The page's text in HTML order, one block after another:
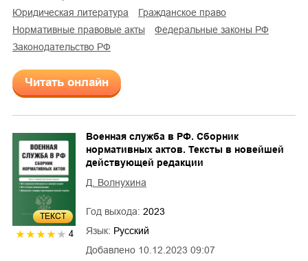
юридическая литература
гражданское право
нормативные правовые акты
федеральные законы РФ
законодательство РФ
Читать онлайн
ТЕКСТ
4
Добавлено 10.12.2023 09:07
Военная служба в РФ. Сборник
нормативных актов. Тексты в новейшей
действующей редакции
Д. Волнухина
Год выхода: 2023
Язык: Русский